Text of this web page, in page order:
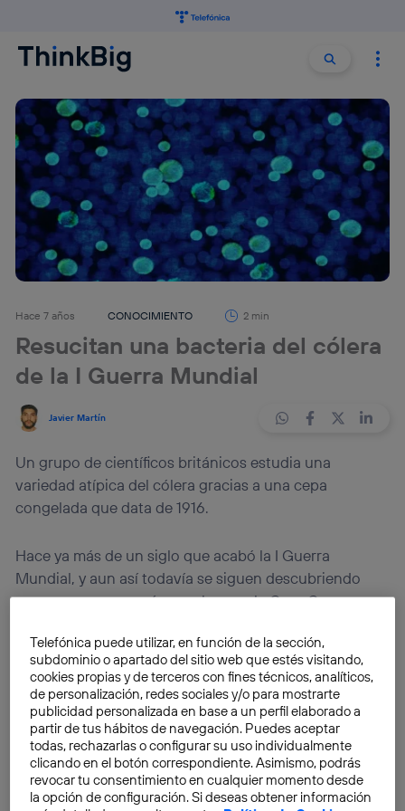
Buscar
Hace 7 años CONOCIMIENTO 2 min
Resucitan una bacteria del cólera
de la I Guerra Mundial
Javier Martín
Un grupo de científicos británicos estudia una
variedad atípica del cólera gracias a una cepa
congelada que data de 1916.
Hace ya más de un siglo que acabó la I Guerra
Mundial, y aun así todavía se siguen descubriendo
nuevas maneras o vías por las que la Gran Guerra
Si bien es cierto que fue una época marcada por la
confrontación armada entre los dos bandos, una gran
parte de la contienda se sucedió en las intrahistorias
propias de los soldados de los dos frentes.La muerte
no solo llegaba en combate, sino que se presentaba
de múltiples maneras más, sobre todo, a través de
enfermedades.
Telefónica puede utilizar, en función de la sección,
subdominio o apartado del sitio web que estés visitando,
cookies propias y de terceros con fines técnicos, analíticos,
de personalización, redes sociales y/o para mostrarte
publicidad personalizada en base a un perfil elaborado a
partir de tus hábitos de navegación. Puedes aceptar
todas, rechazarlas o configurar su uso individualmente
clicando en el botón correspondiente. Asimismo, podrás
revocar tu consentimiento en cualquier momento desde
la opción de configuración. Si deseas obtener información